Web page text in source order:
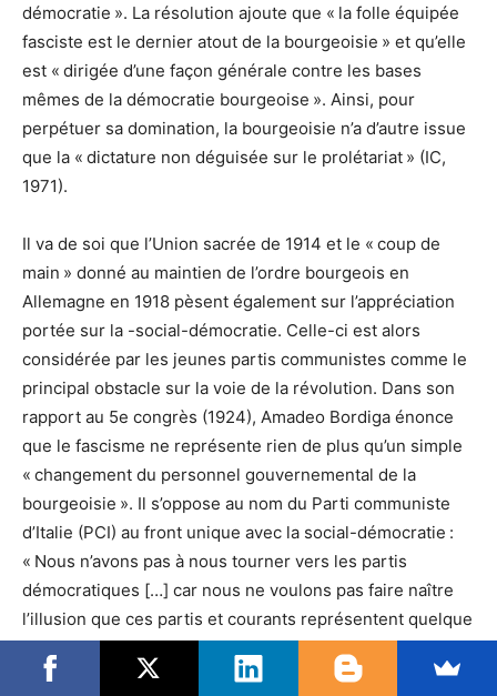
démocratie ». La résolution ajoute que « la folle équipée
fasciste est le dernier atout de la bourgeoisie » et qu’elle
est « dirigée d’une façon générale contre les bases
mêmes de la démocratie bourgeoise ». Ainsi, pour
perpétuer sa domination, la bourgeoisie n’a d’autre issue
que la « dictature non déguisée sur le prolétariat » (IC,
1971).
Il va de soi que l’Union sacrée de 1914 et le « coup de
main » donné au maintien de l’ordre bourgeois en
Allemagne en 1918 pèsent également sur l’appréciation
portée sur la -social-démocratie. Celle-ci est alors
considérée par les jeunes partis communistes comme le
principal obstacle sur la voie de la révolution. Dans son
rapport au 5e congrès (1924), Amadeo Bordiga énonce
que le fascisme ne représente rien de plus qu’un simple
« changement du personnel gouvernemental de la
bourgeoisie ». Il s’oppose au nom du Parti communiste
d’Italie (PCI) au front unique avec la social-démocratie :
« Nous n’avons pas à nous tourner vers les partis
démocratiques […] car nous ne voulons pas faire naître
l’illusion que ces partis et courants représentent quelque
chose de substantiellement différent du fascisme. »
Quant au président de l’Internatio-nale, Grigori Zinoviev,